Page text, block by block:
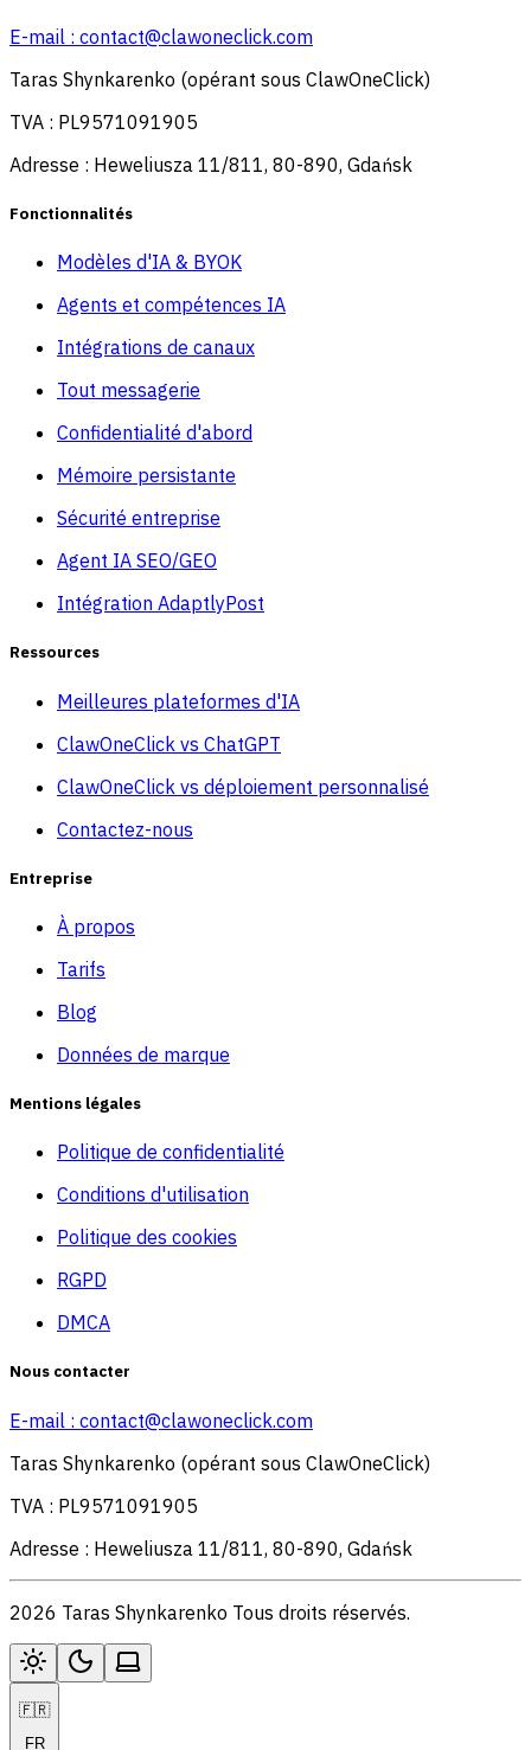
E-mail : contact@clawoneclick.com
Taras Shynkarenko (opérant sous ClawOneClick)
TVA : PL9571091905
Adresse : Heweliusza 11/811, 80-890, Gdańsk
Fonctionnalités
Modèles d'IA & BYOK
Agents et compétences IA
Intégrations de canaux
Tout messagerie
Confidentialité d'abord
Mémoire persistante
Sécurité entreprise
Agent IA SEO/GEO
Intégration AdaptlyPost
Ressources
Meilleures plateformes d'IA
ClawOneClick vs ChatGPT
ClawOneClick vs déploiement personnalisé
Contactez-nous
Entreprise
À propos
Tarifs
Blog
Données de marque
Mentions légales
Politique de confidentialité
Conditions d'utilisation
Politique des cookies
RGPD
DMCA
Nous contacter
E-mail : contact@clawoneclick.com
Taras Shynkarenko (opérant sous ClawOneClick)
TVA : PL9571091905
Adresse : Heweliusza 11/811, 80-890, Gdańsk
2026 Taras Shynkarenko Tous droits réservés.
🇫🇷
FR